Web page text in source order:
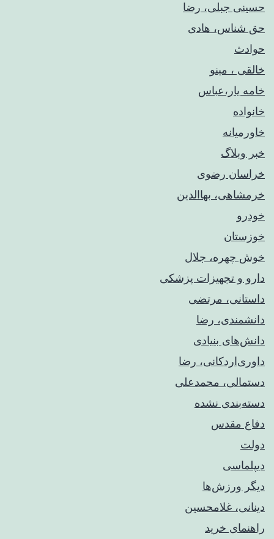
حسینی جبلی، رضا
حق شناس، هادی
حوادث
خالقی ، مینو
خامه یار،عباس
خانواده
خاورمیانه
خبر وبلاگ
خراسان رضوی
خرمشاهی، بهاالدین
خودرو
خوزستان
خوش چهره، جلال
دارو و تجهیزات پزشکی
داستانی، مرتضی
دانشمندی، رضا
دانش‌های بنیادی
داوری‌اردکانی، رضا
دستمالی، محمدعلی
دسته‌بندی نشده
دفاع مقدس
دولت
دیپلماسی
دیگر ورزش‌ها
دینانی، غلامحسین
راهنمای خريد